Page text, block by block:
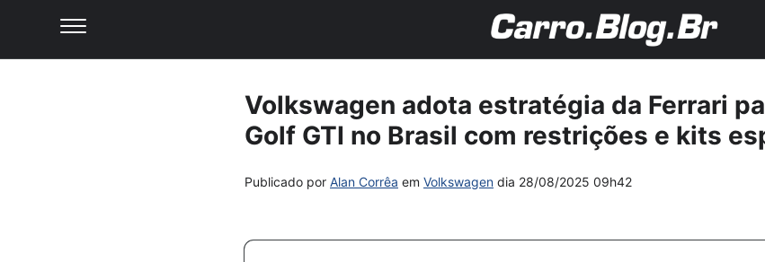
Volkswagen adota estratégia da Ferrari
Golf GTI no Brasil com restrições e kits
Publicado por Alan Corrêa em Volkswagen dia 28/08/2025 09h42